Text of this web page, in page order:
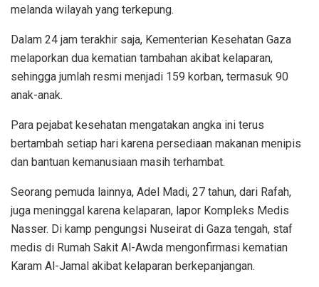
melanda wilayah yang terkepung.
Dalam 24 jam terakhir saja, Kementerian Kesehatan Gaza
melaporkan dua kematian tambahan akibat kelaparan,
sehingga jumlah resmi menjadi 159 korban, termasuk 90
anak-anak.
Para pejabat kesehatan mengatakan angka ini terus
bertambah setiap hari karena persediaan makanan menipis
dan bantuan kemanusiaan masih terhambat.
Seorang pemuda lainnya, Adel Madi, 27 tahun, dari Rafah,
juga meninggal karena kelaparan, lapor Kompleks Medis
Nasser. Di kamp pengungsi Nuseirat di Gaza tengah, staf
medis di Rumah Sakit Al-Awda mengonfirmasi kematian
Karam Al-Jamal akibat kelaparan berkepanjangan.